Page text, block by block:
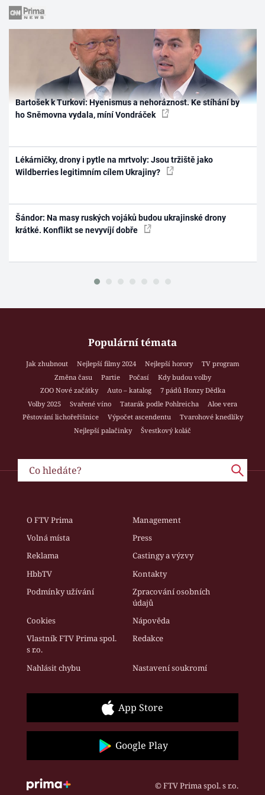
Bartošek k Turkovi: Hyenismus a nehoráznost. Ke stíhání by
ho Sněmovna vydala, míní Vondráček
Lékárničky, drony i pytle na mrtvoly: Jsou tržiště jako
Wildberries legitimním cílem Ukrajiny?
Šándor: Na masy ruských vojáků budou ukrajinské drony
krátké. Konflikt se nevyvíjí dobře
Populární témata
Jak zhubnout Nejlepší filmy 2024 Nejlepší horory
TV program
Změna času
Partie Počasí
Kdy budou volby
ZOO Nové začátky
Auto – katalog
7 pádů Honzy Dědka
Volby 2025
Svařené víno Tatarák podle Pohlreicha
Aloe vera
Pěstování lichořeřišnice
Výpočet ascendentu
Tvarohové knedlíky
Nejlepší palačinky
Švestkový koláč
O FTV Prima
Management
Volná místa
Press
Reklama
Castingy a výzvy
HbbTV
Kontakty
Podmínky užívání
Zpracování osobních
údajů
Cookies
Nápověda
Vlastník FTV Prima spol.
s r.o.
Redakce
Nahlásit chybu Nastavení soukromí
App Store
Google Play
© FTV Prima spol. s r.o.